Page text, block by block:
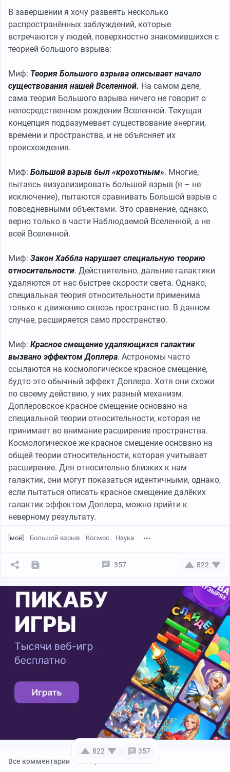
В завершении я хочу развеять несколько
распространённых заблуждений, которые
встречаются у людей, поверхностно знакомившихся с
теорией большого взрыва:
Миф: Теория Большого взрыва описывает начало
существования нашей Вселенной. На самом деле,
сама теория Большого взрыва ничего не говорит о
непосредственном рождении Вселенной. Текущая
концепция подразумевает существование энергии,
времени и пространства, и не объясняет их
происхождения.
Миф: Большой взрыв был «крохотным». Многие,
пытаясь визуализировать большой взрыв (я – не
исключение), пытаются сравнивать Большой взрыв с
повседневными объектами. Это сравнение, однако,
верно только в части Наблюдаемой Вселенной, а не
всей Вселенной.
Миф: Закон Хаббла нарушает специальную теорию
относительности. Действительно, дальние галактики
удаляются от нас быстрее скорости света. Однако,
специальная теория относительности применима
только к движению сквозь пространство. В данном
случае, расширяется само пространство.
Миф: Красное смещение удаляющихся галактик
вызвано эффектом Доплера. Астрономы часто
ссылаются на космологическое красное смещение,
будто это обычный эффект Доплера. Хотя они схожи
по своему действию, у них разный механизм.
Доплеровское красное смещение основано на
специальной теории относительности, которая не
принимает во внимание расширение пространства.
Космологическое же красное смещение основано на
общей теории относительности, которая учитывает
расширение. Для относительно близких к нам
галактик, они могут показаться идентичными, однако,
если пытаться описать красное смещение далёких
галактик эффектом Доплера, можно прийти к
неверному результату.
[моё] Большой взрыв Космос Наука
357 822
822
357
Все комментарии